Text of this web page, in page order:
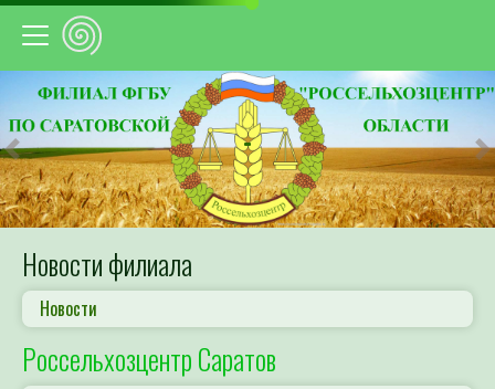
Предыдущий
Новости филиала
Новости
Россельхозцентр Саратов